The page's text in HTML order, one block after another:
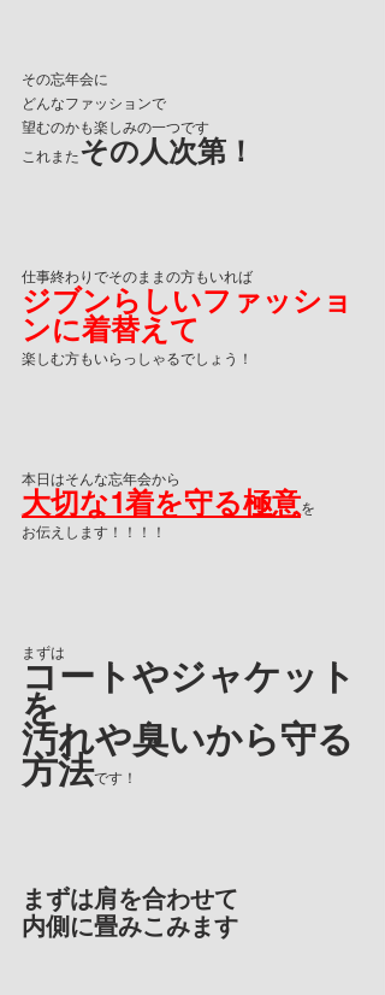
その忘年会に
どんなファッションで
望むのかも楽しみの一つです
これまたその人次第！
仕事終わりでそのままの方もいれば
ジブンらしいファッショ
ンに着替えて
楽しむ方もいらっしゃるでしょう！
本日はそんな忘年会から
大切な1着を守る極意を
お伝えします！！！！
まずは
コートやジャケット
を
汚れや臭いから守る
方法です！
まずは肩を合わせて
内側に畳みこみます